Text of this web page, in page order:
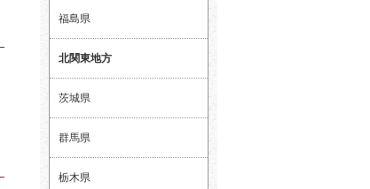
福島県
北関東地方
茨城県
群馬県
栃木県